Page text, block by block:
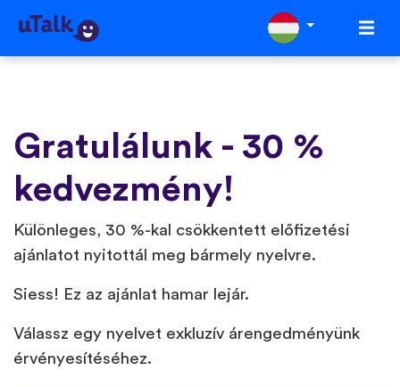
Gratulálunk - 30 %
kedvezmény!
Különleges, 30 %-kal csökkentett előfizetési
ajánlatot nyitottál meg bármely nyelvre.
Siess! Ez az ajánlat hamar lejár.
Válassz egy nyelvet exkluzív árengedményünk
érvényesítéséhez.